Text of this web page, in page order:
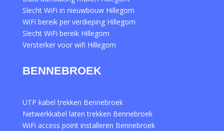
Slecht WiFi in nieuwbouw Hillegom
WiFi bereik per verdieping Hillegom
Slecht WiFi bereik Hillegom
Versterker voor wifi Hillegom
BENNEBROEK
UTP kabel trekken Bennebroek
Netwerkkabel laten trekken Bennebroek
WiFi access point installeren Bennebroek